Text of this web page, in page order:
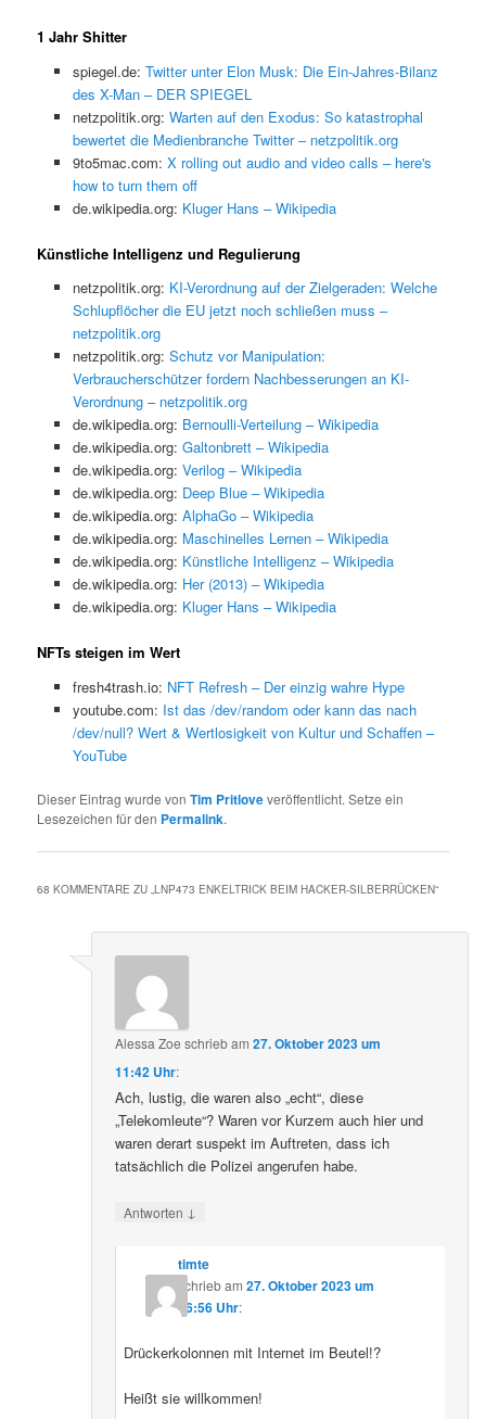
1 Jahr Shitter
spiegel.de: Twitter unter Elon Musk: Die Ein-Jahres-Bilanz
des X-Man – DER SPIEGEL
netzpolitik.org: Warten auf den Exodus: So katastrophal
bewertet die Medienbranche Twitter – netzpolitik.org
9to5mac.com: X rolling out audio and video calls – here's
how to turn them off
de.wikipedia.org: Kluger Hans – Wikipedia
Künstliche Intelligenz und Regulierung
netzpolitik.org: KI-Verordnung auf der Zielgeraden: Welche
Schlupflöcher die EU jetzt noch schließen muss –
netzpolitik.org
netzpolitik.org: Schutz vor Manipulation:
Verbraucherschützer fordern Nachbesserungen an KI-
Verordnung – netzpolitik.org
de.wikipedia.org: Bernoulli-Verteilung – Wikipedia
de.wikipedia.org: Galtonbrett – Wikipedia
de.wikipedia.org: Verilog – Wikipedia
de.wikipedia.org: Deep Blue – Wikipedia
de.wikipedia.org: AlphaGo – Wikipedia
de.wikipedia.org: Maschinelles Lernen – Wikipedia
de.wikipedia.org: Künstliche Intelligenz – Wikipedia
de.wikipedia.org: Her (2013) – Wikipedia
de.wikipedia.org: Kluger Hans – Wikipedia
NFTs steigen im Wert
fresh4trash.io: NFT Refresh – Der einzig wahre Hype
youtube.com: Ist das /dev/random oder kann das nach
/dev/null? Wert & Wertlosigkeit von Kultur und Schaffen –
YouTube
Dieser Eintrag wurde vonTim Pritloveveröffentlicht. Setze ein
Lesezeichen für den Permalink.
68 KOMMENTARE ZU „LNP473 ENKELTRICK BEIM HACKER-SILBERRÜCKEN“
Alessa Zoe schriebam27. Oktober 2023 um
11:42 Uhr:
Ach, lustig, die waren also „echt“, diese
„Telekomleute“? Waren vor Kurzem auch hier und
waren derart suspekt im Auftreten, dass ich
tatsächlich die Polizei angerufen habe.
Antworten ↓
timte
schriebam 27. Oktober 2023 um
16:56 Uhr:
Drückerkolonnen mit Internet im Beutel!?
Heißt sie willkommen!